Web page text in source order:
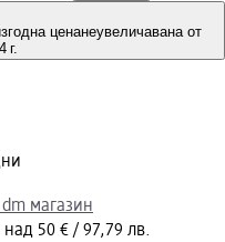
ценанеувеличавана от
г.
магазин
над 50 € / 97,79 лв.